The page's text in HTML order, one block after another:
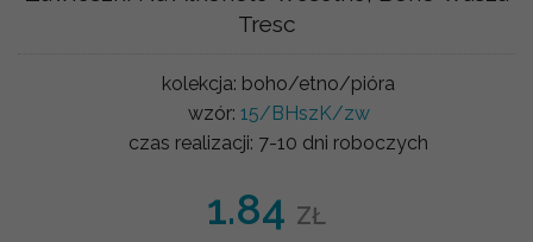
Tresc
kolekcja: boho/etno/pióra
wzór: 15/BHszK/zw
czas realizacji: 7-10 dni roboczych
1.84 ZŁ